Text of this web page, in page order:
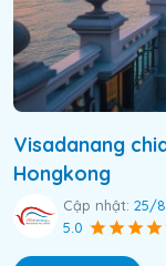
Visadanang
Hongkong
Cập nhật: 25/
5.0